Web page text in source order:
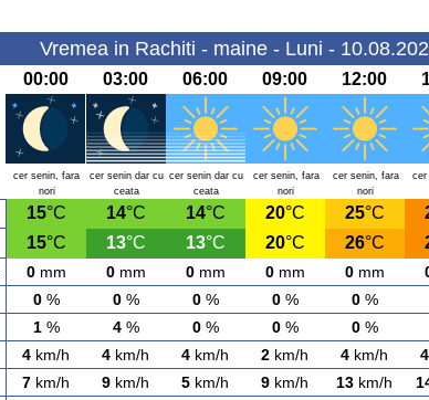
Vremea in Rachiti - maine - Luni -
00:00 03:00 06:00 09:00 12:00
cer senin, fara
nori
cer senin dar cu
ceata
cer senin dar cu
ceata
cer senin, fara
nori
cer senin, fara
nori
cer
15°C 14°C 14°C 20°C 25°C
15°C 13°C 13°C 20°C 26°C
0mm 0mm 0mm 0mm 0mm
0% 0% 0% 0% 0%
1% 4% 0% 0% 0%
4 km/h 4 km/h 4 km/h 2 km/h 4 km/h 4
7 km/h 9 km/h 5 km/h 9 km/h 13 km/h